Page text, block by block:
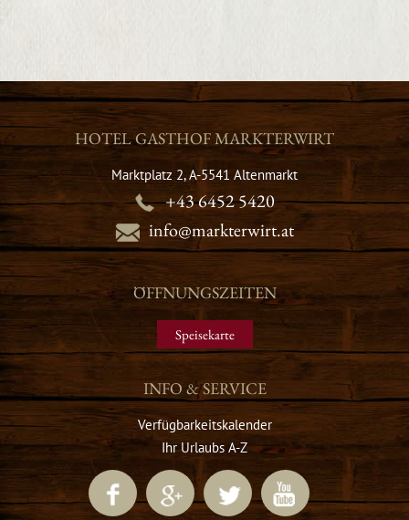
HOTEL GASTHOF MARKTERWIRT
Marktplatz 2, A-5541 Altenmarkt
+43 6452 5420
info@markterwirt.at
ÖFFNUNGSZEITEN
Speisekarte
INFO & SERVICE
Verfügbarkeitskalender
Ihr Urlaubs A-Z